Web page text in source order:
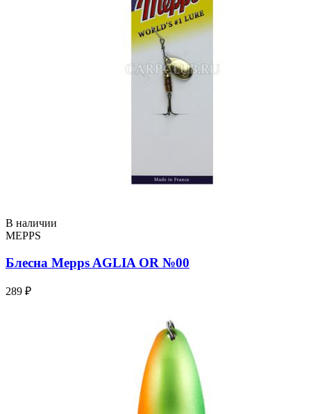
В наличии
MEPPS
Блесна Mepps AGLIA OR №00
289 ₽